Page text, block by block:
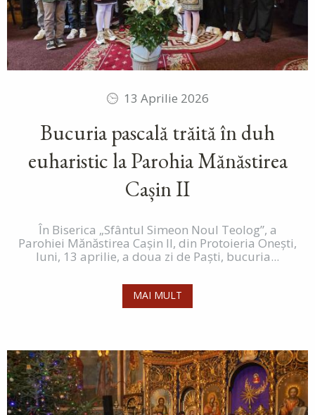
13 Aprilie 2026
Bucuria pascală trăită în duh
euharistic la Parohia Mănăstirea
Cașin II
În Biserica „Sfântul Simeon Noul Teolog”, a
Parohiei Mănăstirea Cașin II, din Protoieria Onești,
luni, 13 aprilie, a doua zi de Paști, bucuria...
MAI MULT